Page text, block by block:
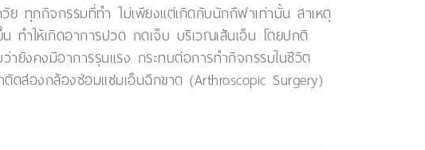
วัย ทุกกิจกรรมที่ทำ ไม่เพียงแต่เกิดกับนักกีฬาเท่านั้น สาเหตุ
ทำให้เกิดอาการปวด กดเจ็บ บริเวณเส้นเอ็น โดยปกติ
ยังคงมีอาการรุนแรง กระทบต่อการทำกิจกรรมในชีวิต
ส่องกล้องซ่อมแซมเอ็นฉีกขาด (Arthroscopic Surgery)